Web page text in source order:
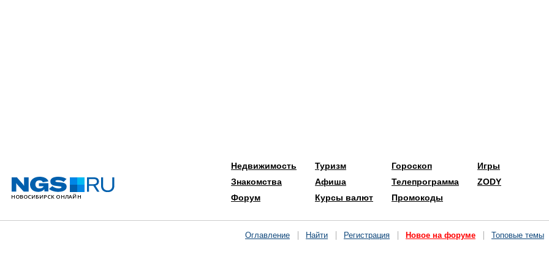
Недвижимость
Знакомства
Форум
Туризм
Афиша
Курсы валют
Гороскоп
Телепрограмма
Промокоды
Игры
ZODY
Оглавление Найти Регистрация Новое на форуме Топовые темы